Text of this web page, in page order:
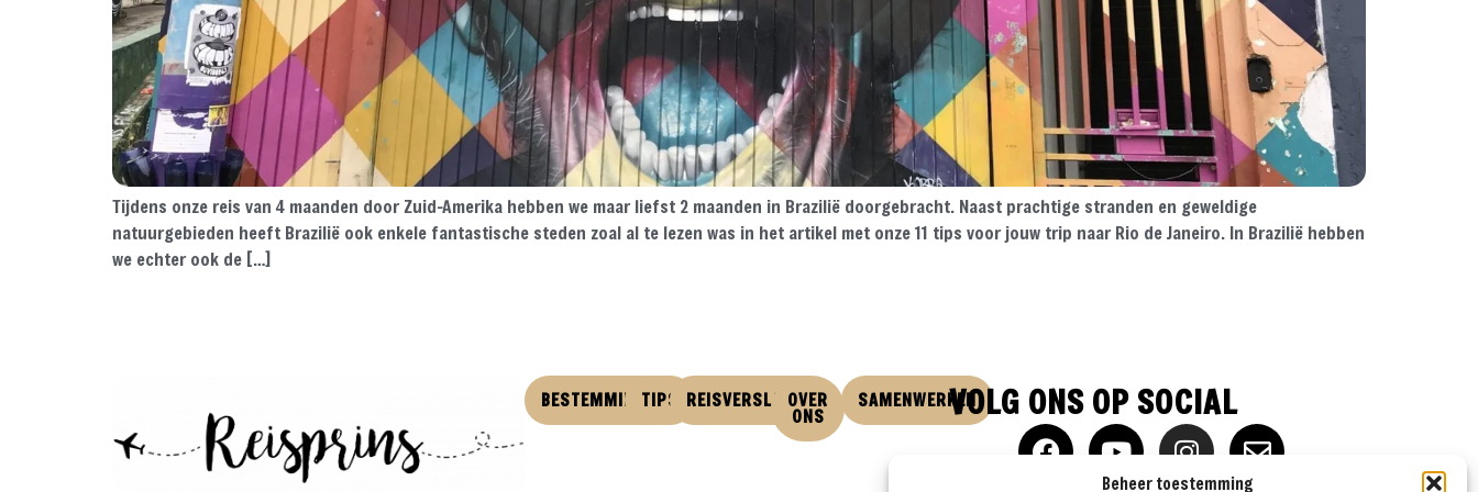
Beheer toestemming
Tijdens onze reis van 4 maanden door Zuid-Amerika hebben we maar liefst 2 maanden in Brazilië doorgebracht. Naast prachtige stranden en geweldige
natuurgebieden heeft Brazilië ook enkele fantastische steden zoal al te lezen was in het artikel met onze 11 tips voor jouw trip naar Rio de Janeiro. In Brazilië hebben
we echter ook de […]
BESTEMMINGEN
TIPS REISVERSLAGEN
OVER
ONS
SAMENWERKENVOLG ONS OP SOCIAL